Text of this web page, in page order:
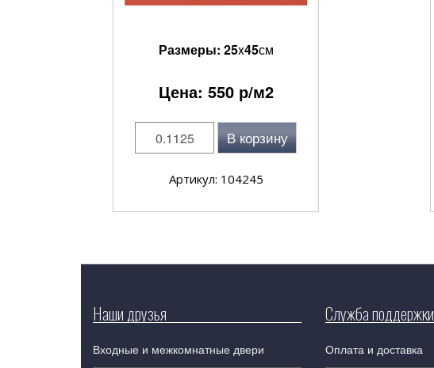
Размеры: 25x45см
Цена: 550р/м2
В корзину
Артикул: 104245
Наши друзья
Входные и межкомнатные двери
Служба поддержки
Оплата и доставка